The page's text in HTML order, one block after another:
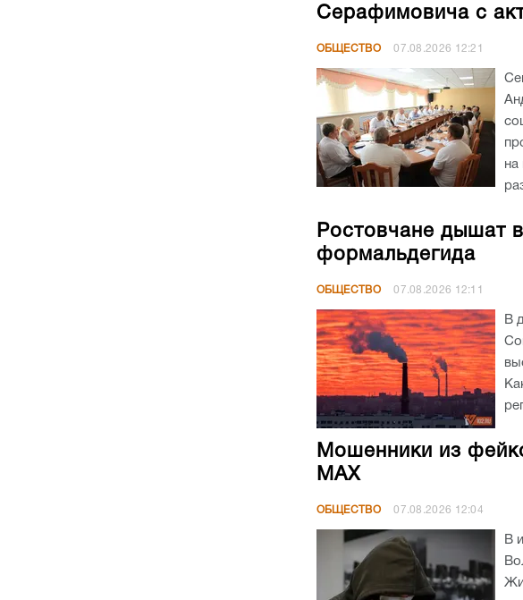
Серафимовича с
ОБЩЕСТВО 07.08.2026 12:21
на
Ростовчане дышат
формальдегида
ОБЩЕСТВО 07.08.2026 12:11
В
Мошенники из
МАХ
ОБЩЕСТВО 07.08.2026 12:04
В